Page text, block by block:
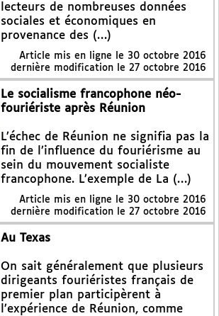
lecteurs de nombreuses données
sociales et économiques en
provenance des (…)
Article mis en ligne le 30 octobre 2016
dernière modification le 27 octobre 2016
Le socialisme francophone néo-
fouriériste après Réunion
L’échec de Réunion ne signifia pas la
fin de l’influence du fouriérisme au
sein du mouvement socialiste
francophone. L’exemple de La (…)
Article mis en ligne le 30 octobre 2016
dernière modification le 27 octobre 2016
Au Texas
On sait généralement que plusieurs
dirigeants fouriéristes français de
premier plan participèrent à
l’expérience de Réunion, comme